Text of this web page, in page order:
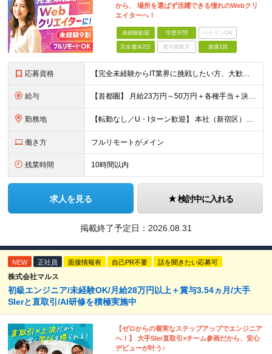
から、 場所を選ばず活躍できる憧れのWebクリ
エイターへ！
未経験歓迎 学歴不問 ベテランOK
完全週休2日 賞与複数月 面接1回
応募資格 【完全未経験からIT業界に挑戦したい方、大歓迎！】 ●応募年齢制限：34歳まで（若年層の長期キャリア形成を図るため） ★学歴不問・転職回数不問 ★第二新卒・社会人デビューOK 【こんな方を求めていま
給与 【首都圏】 月給23万円～50万円＋各種手当＋決算賞与 【大阪】 月給22万円～50万円＋各種手当＋決算賞与 【愛知】 月給21.5万円～50万円＋各種手当＋決算賞与 【福岡・宮城】 月給20万
勤務地 【転勤なし／U・Iターン歓迎】 本社（新宿区）、大阪支店、名古屋支店または東京都・神奈川県・千葉県・埼玉県・愛知県・大阪府・福岡県をはじめ、全国のプロジェクト先 ※ご希望を最大限考慮して配属先を決定
働き方 フルリモートがメイン
残業時間 10時間以内
求人を見る 検討中に入れる
掲載終了予定日： 2026.08.31
NEW 正社員 面接情報有 自己PR不要 話を聞きたい応募可
株式会社マルス
初級エンジニア/未経験OK/月給28万円以上＋賞与3.54ヵ月/大手
SIerと直取引/AI研修を積極実施中
【ゼロからの着実なステップアップでエンジニア
へ！】 大手SIer直取引×チーム参画だから、安心
デビューが叶う♪